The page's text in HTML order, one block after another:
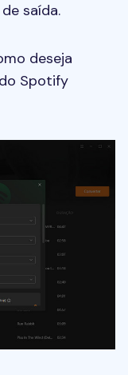
saída.
deseja
Spotify